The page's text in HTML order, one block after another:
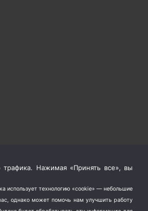
Нажимая «Принять все», вы
использует технологию «cookie» — небольшие
однако может помочь нам улучшить работу